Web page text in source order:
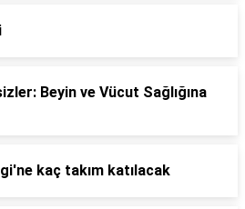
Beyin ve Vücut Sağlığına
kaç takım katılacak